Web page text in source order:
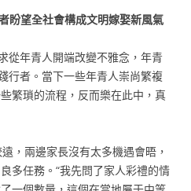
盼望全社會構成文明嫁娶新風氣
從年青人開端改變不雅念，年青
行者。當下一些年青人崇尚繁複
繁瑣的流程，反而樂在此中，真
，兩邊家長沒有太多機遇會晤，
多任務。“我先問了家人彩禮的情